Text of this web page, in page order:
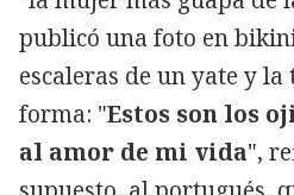
publicó una foto en
escaleras de un yate y
forma: "Estos son los
al amor de mi vida",